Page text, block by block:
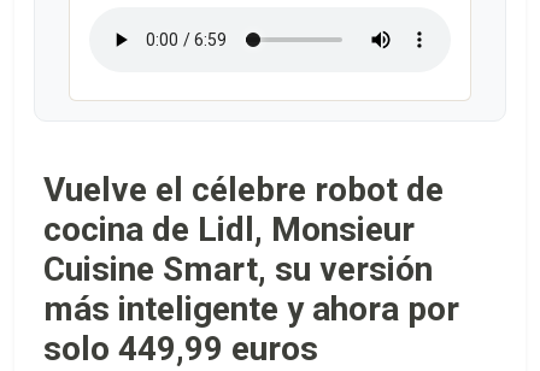
Vuelve el célebre robot de
cocina de Lidl, Monsieur
Cuisine Smart, su versión
más inteligente y ahora por
solo 449,99 euros